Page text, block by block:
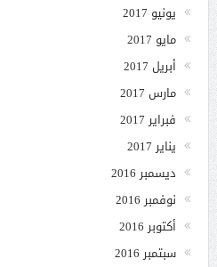
يونيو 2017
مايو 2017
أبريل 2017
مارس 2017
فبراير 2017
يناير 2017
ديسمبر 2016
نوفمبر 2016
أكتوبر 2016
سبتمبر 2016